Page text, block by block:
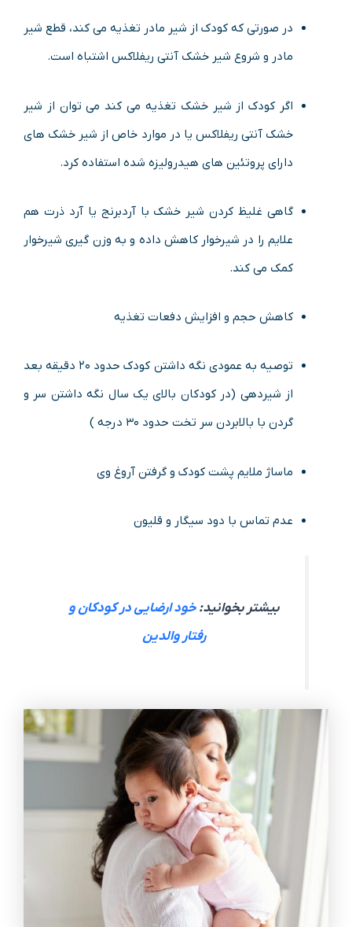
در صورتی که کودک از شیر مادر تغذیه می کند، قطع شیر
مادر و شروع شیر خشک آنتی ریفلاکس اشتباه است.
اگر کودک از شیر خشک تغذیه می کند می توان از شیر
خشک آنتی ریفلاکس یا در موارد خاص از شیر خشک های
دارای پروتئین های هیدرولیزه شده استفاده کرد.
گاهی غلیظ کردن شیر خشک با آردبرنج یا آرد ذرت هم
علایم را در شیرخوار کاهش داده و به وزن گیری شیرخوار
کمک می کند.
کاهش حجم و افزایش دفعات تغذیه
توصیه به عمودی نگه داشتن کودک حدود ۲۰ دقیقه بعد
از شیردهی (در کودکان بالای یک سال نگه داشتن سر و
گردن با بالابردن سر تخت حدود ۳۰ درجه )
ماساژ ملایم پشت کودک و گرفتن آروغ وی
عدم تماس با دود سیگار و قلیون
بیشتر بخوانید:خود ارضایی در کودکان و
رفتار والدین